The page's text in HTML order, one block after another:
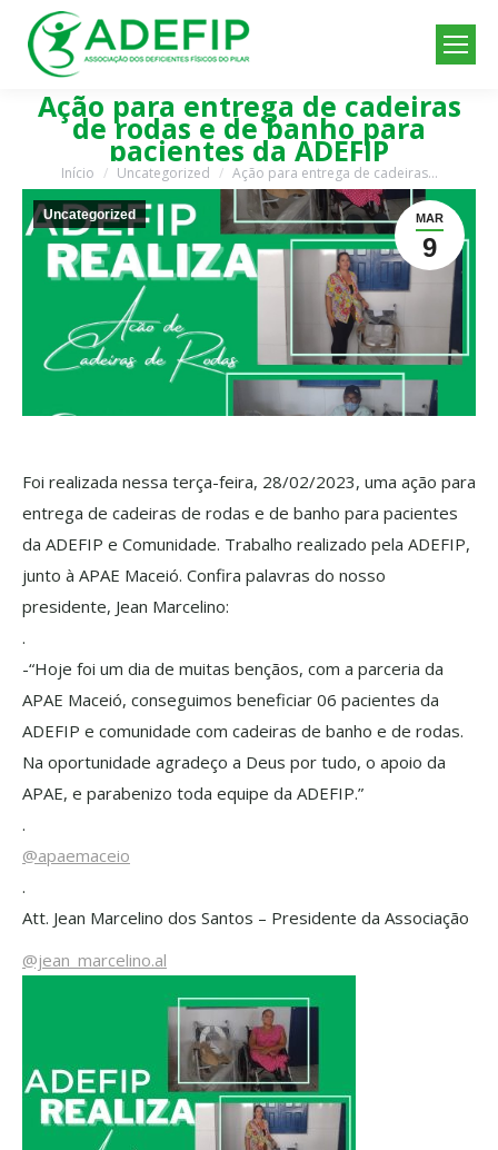
Ação para entrega de cadeiras
de rodas e de banho para
pacientes da ADEFIP
Você está aqui:
Início Uncategorized Ação para entrega de cadeiras…
MAR
9
Uncategorized
Foi realizada nessa terça-feira, 28/02/2023, uma ação para
entrega de cadeiras de rodas e de banho para pacientes
da ADEFIP e Comunidade. Trabalho realizado pela ADEFIP,
junto à APAE Maceió. Confira palavras do nosso
presidente, Jean Marcelino:
.
-“Hoje foi um dia de muitas bençãos, com a parceria da
APAE Maceió, conseguimos beneficiar 06 pacientes da
ADEFIP e comunidade com cadeiras de banho e de rodas.
Na oportunidade agradeço a Deus por tudo, o apoio da
APAE, e parabenizo toda equipe da ADEFIP.”
.
@apaemaceio
.
Att. Jean Marcelino dos Santos – Presidente da Associação
@jean_marcelino.al